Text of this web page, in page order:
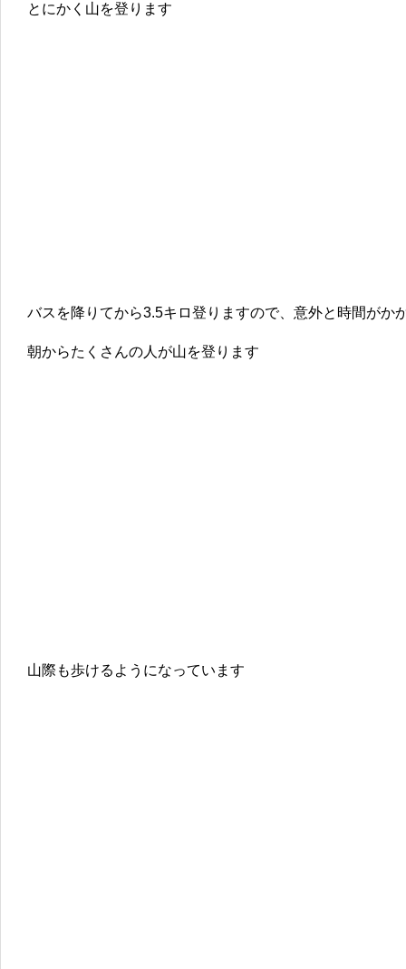
とにかく山を登ります
バスを降りてから3.5キロ登りますので、意外と時間がか
朝からたくさんの人が山を登ります
山際も歩けるようになっています